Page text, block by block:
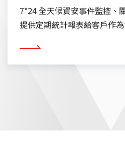
7*24 全天候資安事件監控、
提供定期統計報表給客戶作
看更多